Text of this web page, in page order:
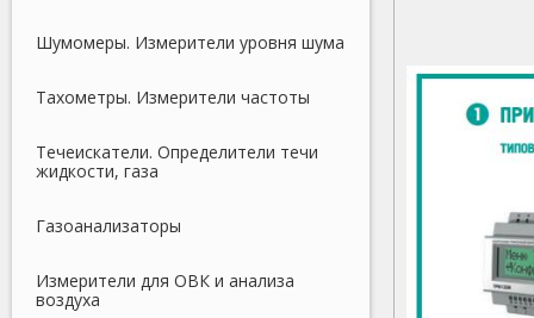
Шумомеры. Измерители уровня шума
Тахометры. Измерители частоты
Течеискатели. Определители течи
жидкости, газа
Газоанализаторы
Измерители для ОВК и анализа
воздуха